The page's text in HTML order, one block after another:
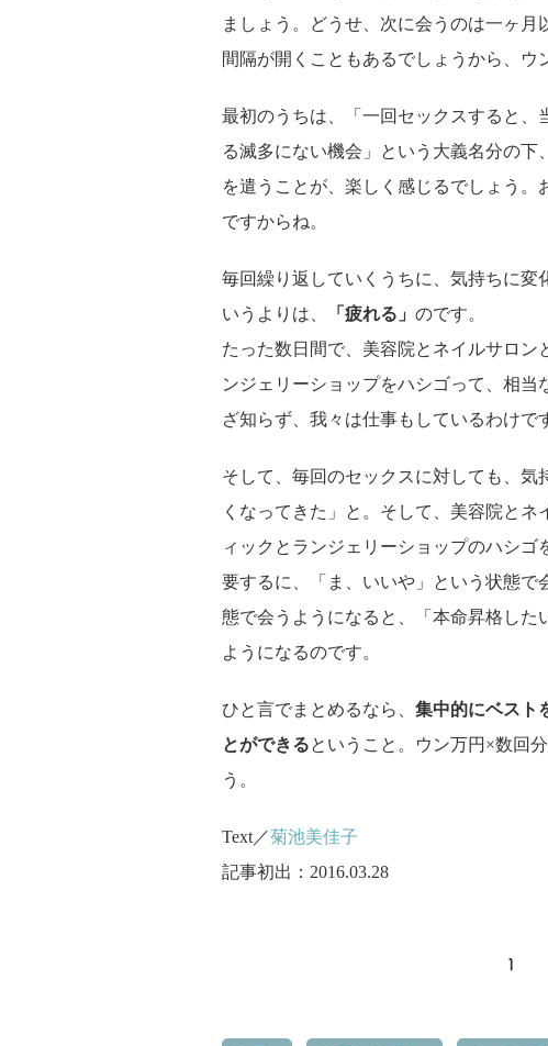
ましょう。どうせ、次に会うのは一ヶ
間隔が開くこともあるでしょうから、ウ
最初のうちは、「一回セックスすると、
る滅多にない機会」という大義名分の
を遣うことが、楽しく感じるでしょう
ですからね。
毎回繰り返していくうちに、気持ちに変
いうよりは、
「疲れる」 のです。
たった数日間で、美容院とネイルサロ
ンジェリーショップをハシゴって、相
ざ知らず、我々は仕事もしているわけで
そして、毎回のセックスに対しても、気
くなってきた」と。そして、美容院と
ィックとランジェリーショップのハシゴ
要するに、「ま、いいや」という状態
態で会うようになると、「本命昇格した
ようになるのです。
ひと言でまとめるなら、 集中的にベスト
とができるということ。ウン万円×数回
う。
Text／菊池美佳子
記事初出：2016.03.28
1